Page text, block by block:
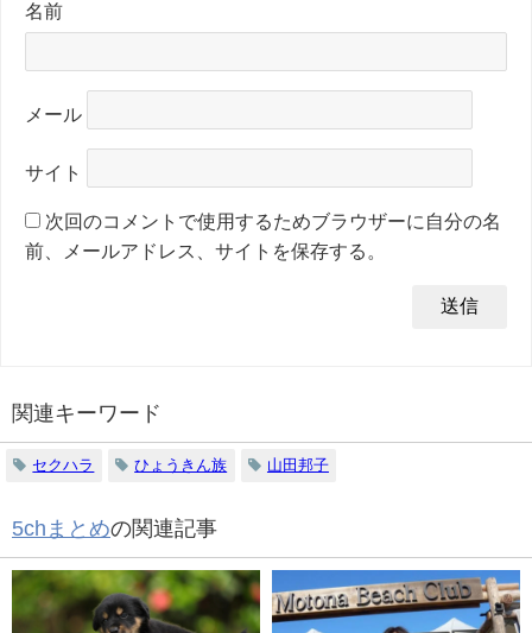
名前
メール
サイト
次回のコメントで使用するためブラウザーに自分の名
前、メールアドレス、サイトを保存する。
関連キーワード
セクハラ ひょうきん族 山田邦子
5chまとめの関連記事